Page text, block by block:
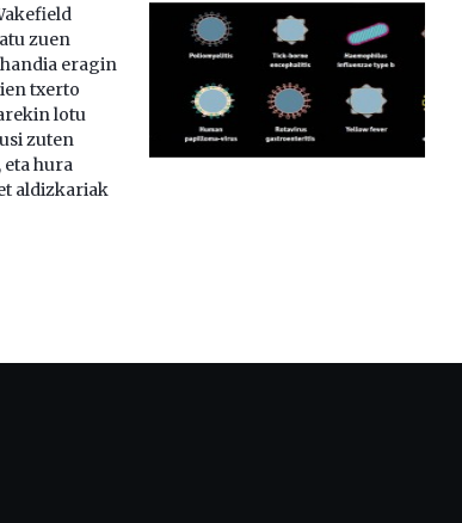
zuen
eragin
txerto
lotu
zuten
hura
aldizkariak